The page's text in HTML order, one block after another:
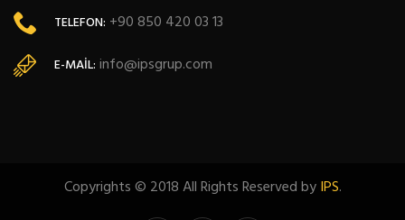
TELEFON: +90 850 420 03 13
E-MAIL: info@ipsgrup.com
Copyrights © 2018 All Rights Reserved byIPS.